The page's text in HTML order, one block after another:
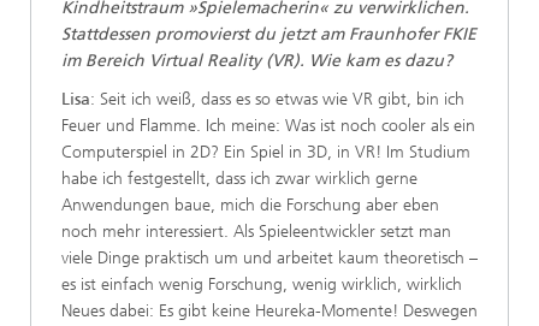
Kindheitstraum »Spielemacherin« zu verwirklichen.
Stattdessen promovierst du jetzt am Fraunhofer FKIE
im Bereich Virtual Reality (VR). Wie kam es dazu?
Lisa: Seit ich weiß, dass es so etwas wie VR gibt, bin ich
Feuer und Flamme. Ich meine: Was ist noch cooler als ein
Computerspiel in 2D? Ein Spiel in 3D, in VR! Im Studium
habe ich festgestellt, dass ich zwar wirklich gerne
Anwendungen baue, mich die Forschung aber eben
noch mehr interessiert. Als Spieleentwickler setzt man
viele Dinge praktisch um und arbeitet kaum theoretisch –
es ist einfach wenig Forschung, wenig wirklich, wirklich
Neues dabei: Es gibt keine Heureka-Momente! Deswegen